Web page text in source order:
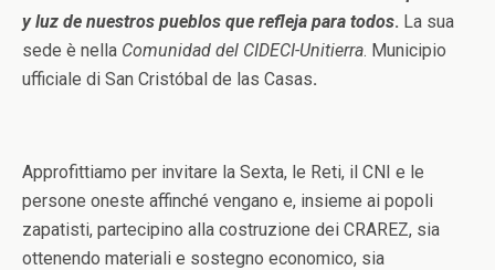
y luz de nuestros pueblos que refleja para todos. La sua
sede è nella Comunidad del CIDECI-Unitierra. Municipio
ufficiale di San Cristóbal de las Casas.
Approfittiamo per invitare la Sexta, le Reti, il CNI e le
persone oneste affinché vengano e, insieme ai popoli
zapatisti, partecipino alla costruzione dei CRAREZ, sia
ottenendo materiali e sostegno economico, sia